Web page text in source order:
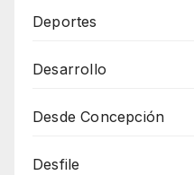
Deportes
Desarrollo
Desde Concepción
Desfile